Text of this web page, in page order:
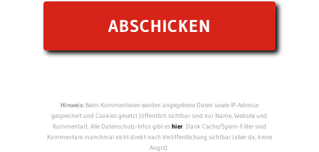
Hinweis:Beim Kommentieren werden angegebene Daten sowie IP-Adresse
gespeichert und Cookies gesetzt (öffentlich sichtbar sind nur Name, Website und
Kommentar). Alle Datenschutz-Infos gibt eshier. Dank Cache/Spam-Filter sind
Kommentare manchmal nicht direkt nach Veröffentlichung sichtbar (aber da, keine
Angst).